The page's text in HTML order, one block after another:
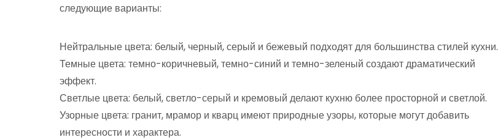
следующие варианты:
Нейтральные цвета: белый, черный, серый и бежевый подходят для большинства стилей кухни.
Темные цвета: темно-коричневый, темно-синий и темно-зеленый создают драматический
эффект.
Светлые цвета: белый, светло-серый и кремовый делают кухню более просторной и светлой.
Узорные цвета: гранит, мрамор и кварц имеют природные узоры, которые могут добавить
интересности и характера.